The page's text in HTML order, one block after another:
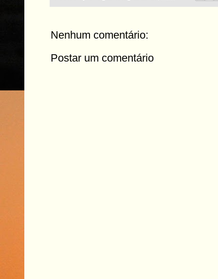
Nenhum comentário:
Postar um comentário